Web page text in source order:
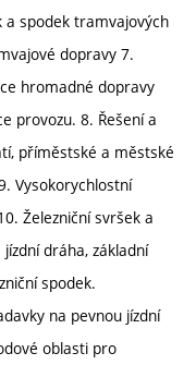
spodek tramvajových
dopravy 7.
hromadné dopravy
provozu. 8. Řešení a
příměstské a městské
Vysokorychlostní
Železniční svršek a
dráha, základní
spodek.
na pevnou jízdní
oblasti pro